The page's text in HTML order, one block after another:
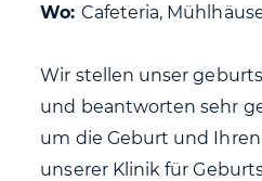
Wo: Cafeteria,
Wir stellen unser
und beantworten sehr
um die Geburt und
unserer Klinik für